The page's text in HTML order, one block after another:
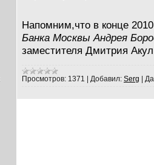
Напомним,что в конце
Банка Москвы Андрея
заместителя Дмитрия
Просмотров: 1371 Добавил: Serg